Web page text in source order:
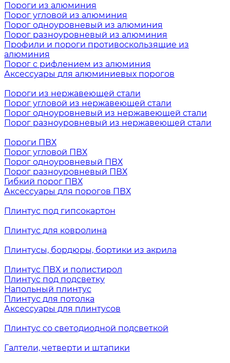
Пороги из алюминия
Порог угловой из алюминия
Порог одноуровневый из алюминия
Порог разноуровневый из алюминия
Профили и пороги противоскользящие из
алюминия
Порог с рифлением из алюминия
Аксессуары для алюминиевых порогов
Пороги из нержавеющей стали
Порог угловой из нержавеющей стали
Порог одноуровневый из нержавеющей стали
Порог разноуровневый из нержавеющей стали
Пороги ПВХ
Порог угловой ПВХ
Порог одноуровневый ПВХ
Порог разноуровневый ПВХ
Гибкий порог ПВХ
Аксессуары для порогов ПВХ
Плинтус под гипсокартон
Плинтус для ковролина
Плинтусы, бордюры, бортики из акрила
Плинтус ПВХ и полистирол
Плинтус под подсветку
Напольный плинтус
Плинтус для потолка
Аксессуары для плинтусов
Плинтус со светодиодной подсветкой
Галтели, четверти и штапики